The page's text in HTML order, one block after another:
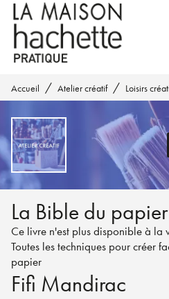
MENU RECHERCHE
PIED DE PAGE
Accueil / Atelier créatif / Loisirs
La Bible du papier
Ce livre n'est plus disponible à la
Toutes les techniques pour créer
papier
Fifi Mandirac